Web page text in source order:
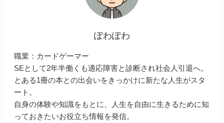
ぽわぽわ
職業：カードゲーマー
SEとして2年半働くも適応障害と診断され社会人引退へ。
とある1冊の本との出会いをきっかけに新たな人生がスタ
ート。
自身の体験や知識をもとに、人生を自由に生きるために知
っておきたいお役立ち情報を発信。